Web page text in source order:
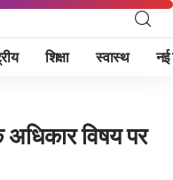
शिक्षा स्वास्थ नई
विषय पर